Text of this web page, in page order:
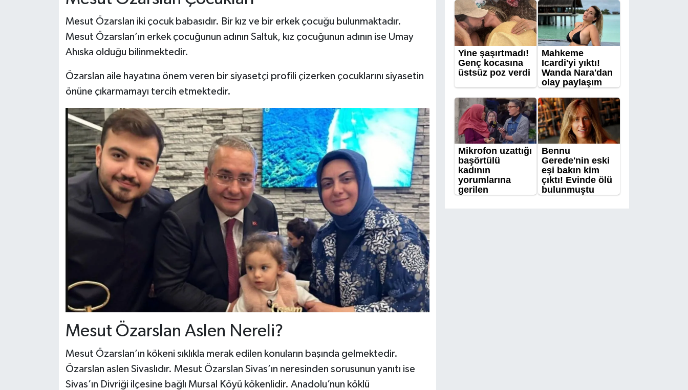
Mesut Özarslan iki çocuk babasıdır. Bir kız ve bir erkek çocuğu bulunmaktadır.
Mesut Özarslan’ın erkek çocuğunun adının Saltuk, kız çocuğunun adının ise Umay
Ahıska olduğu bilinmektedir.
Özarslan aile hayatına önem veren bir siyasetçi profili çizerken çocuklarını siyasetin
önüne çıkarmamayı tercih etmektedir.
Mesut Özarslan Aslen Nereli?
Mesut Özarslan’ın kökeni sıklıkla merak edilen konuların başında gelmektedir.
Özarslan aslen Sivaslıdır. Mesut Özarslan Sivas’ın neresinden sorusunun yanıtı ise
Sivas’ın Divriği ilçesine bağlı Mursal Köyü kökenlidir. Anadolu’nun köklü